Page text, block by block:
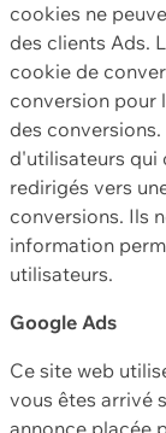
cookies ne
des clients Ads.
cookie de
conversion pour
des
d'utilisateurs qui
redirigés vers
conversions. Ils
information
utilisateurs.
Google Ads
Ce site web
vous êtes arrivé